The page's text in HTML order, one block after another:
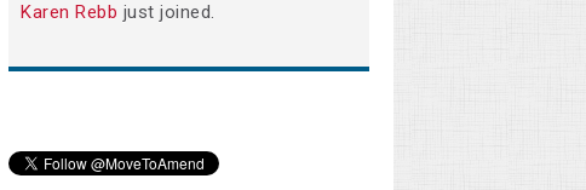
Karen Rebb just joined.